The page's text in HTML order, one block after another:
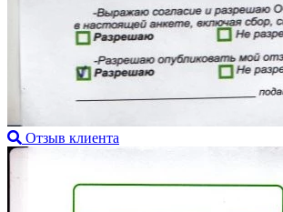
Отзыв клиента